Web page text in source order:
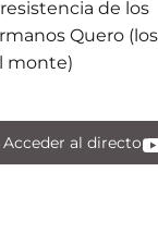
de los
Quero (los
monte)
Acceder al directo